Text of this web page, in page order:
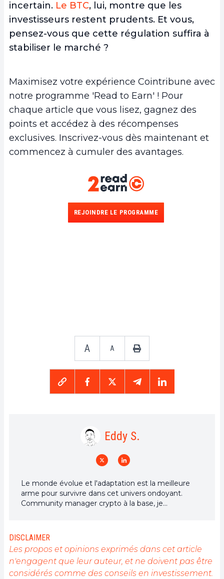
incertain. Le BTC, lui, montre que les
investisseurs restent prudents. Et vous,
pensez-vous que cette régulation suffira à
stabiliser le marché ?
Maximisez votre expérience Cointribune avec
notre programme 'Read to Earn' ! Pour
chaque article que vous lisez, gagnez des
points et accédez à des récompenses
exclusives. Inscrivez-vous dès maintenant et
commencez à cumuler des avantages.
REJOINDRE LE PROGRAMME
A A
Eddy S.
Le monde évolue et l'adaptation est la meilleure
arme pour survivre dans cet univers ondoyant.
Community manager crypto à la base, je
partager mon expérience et de faire connaître un
domaine qui me passionne, rien de mieux que de
rédiger des articles informatifs et décontractés à la
fois.
DISCLAIMER
Les propos et opinions exprimés dans cet article
n'engagent que leur auteur, et ne doivent pas être
considérés comme des conseils en investissement.